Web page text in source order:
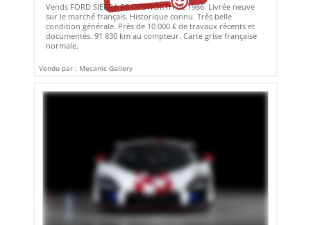
Vends FORD SIERRA RS COSWORTH de 1986. Livrée neuve
sur le marché français. Historique connu. Très belle
condition générale. Près de 10 000 € de travaux récents et
documentés. 91 830 km au compteur. Carte grise française
normale.
Vendu par : Mecanic Gallery